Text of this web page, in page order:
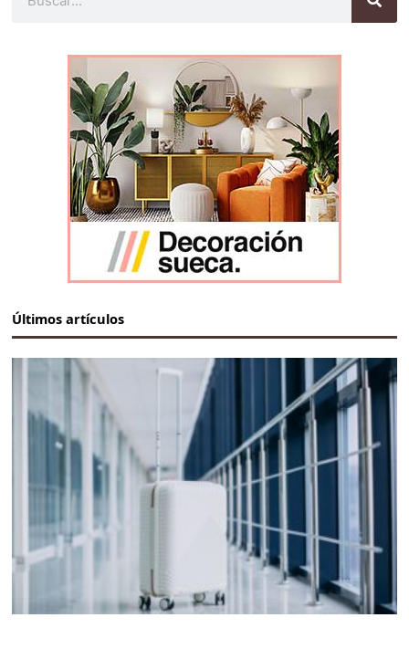
Últimos artículos